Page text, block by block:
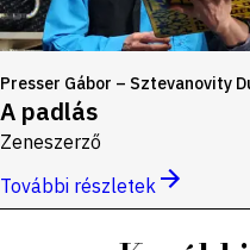
Presser Gábor – Sztevanovity
A padlás
Zeneszerző
További részletek